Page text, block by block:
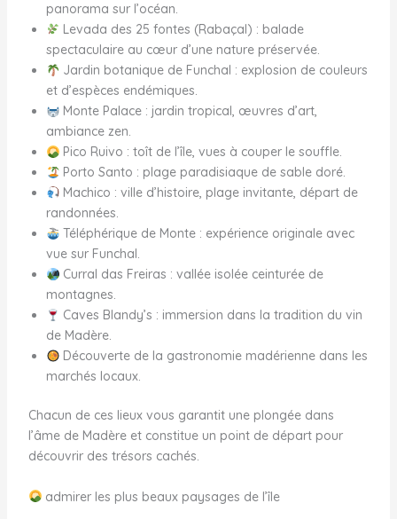
panorama sur l’océan.
Levada des 25 fontes (Rabaçal) : balade
spectaculaire au cœur d’une nature préservée.
Jardin botanique de Funchal : explosion de couleurs
et d’espèces endémiques.
Monte Palace : jardin tropical, œuvres d’art,
ambiance zen.
Pico Ruivo : toît de l’île, vues à couper le souffle.
Porto Santo : plage paradisiaque de sable doré.
Machico : ville d’histoire, plage invitante, départ de
randonnées.
Téléphérique de Monte : expérience originale avec
vue sur Funchal.
Curral das Freiras : vallée isolée ceinturée de
montagnes.
Caves Blandy’s : immersion dans la tradition du vin
de Madère.
Découverte de la gastronomie madérienne dans les
marchés locaux.
Chacun de ces lieux vous garantit une plongée dans
l’âme de Madère et constitue un point de départ pour
découvrir des trésors cachés.
admirer les plus beaux paysages de l’île